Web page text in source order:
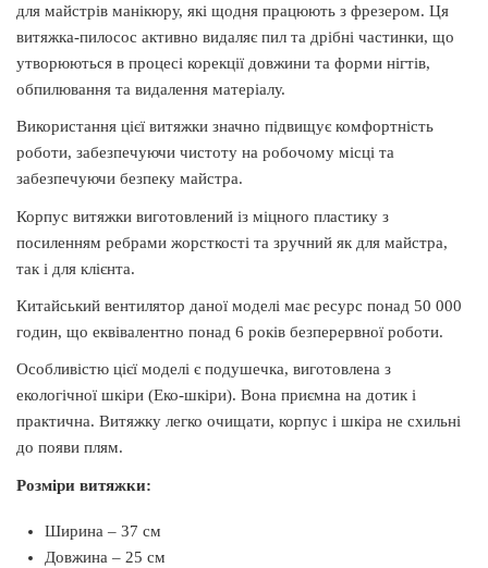
для майстрів манікюру, які щодня працюють з фрезером. Ця
витяжка-пилосос активно видаляє пил та дрібні частинки, що
утворюються в процесі корекції довжини та форми нігтів,
обпилювання та видалення матеріалу.
Використання цієї витяжки значно підвищує комфортність
роботи, забезпечуючи чистоту на робочому місці та
забезпечуючи безпеку майстра.
Корпус витяжки виготовлений із міцного пластику з
посиленням ребрами жорсткості та зручний як для майстра,
так і для клієнта.
Китайський вентилятор даної моделі має ресурс понад 50 000
годин, що еквівалентно понад 6 років безперервної роботи.
Особливістю цієї моделі є подушечка, виготовлена з
екологічної шкіри (Еко-шкіри). Вона приємна на дотик і
практична. Витяжку легко очищати, корпус і шкіра не схильні
до появи плям.
Розміри витяжки:
Ширина – 37 см
Довжина – 25 см